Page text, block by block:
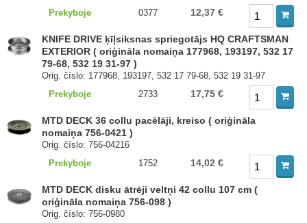
Prekyboje
0377 12,37 €
KNIFE DRIVE ķīļsiksnas spriegotājs HQ CRAFTSMAN
EXTERIOR ( oriģināla nomaiņa 177968, 193197, 532 17
79-68, 532 19 31-97 )
Orig. číslo: 177968, 193197, 532 17 79-68, 532 19 31-97
Prekyboje
2733 17,75 €
MTD DECK 36 collu pacēlāji, kreiso ( oriģināla
nomaiņa 756-0421 )
Orig. číslo: 756-04216
Prekyboje
1752 14,02 €
MTD DECK disku ātrēji veltņi 42 collu 107 cm (
oriģināla nomaiņa 756-098 )
Orig. číslo: 756-0980